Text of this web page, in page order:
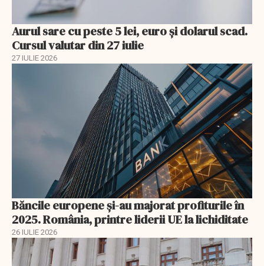
Aurul sare cu peste 5 lei, euro și dolarul scad.
Cursul valutar din 27 iulie
27 IULIE 2026
Băncile europene și-au majorat profiturile în
2025. România, printre liderii UE la lichiditate
26 IULIE 2026